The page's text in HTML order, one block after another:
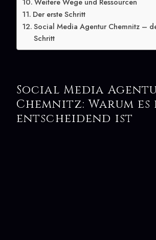
Weitere Wege und Ressourcen
Der erste Schritt
Social Media Agentur Chemnitz –
Schritt
Social Media
Chemnitz: Warum
entscheidend ist